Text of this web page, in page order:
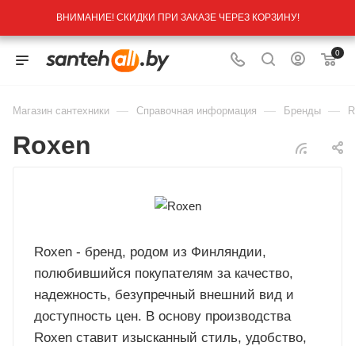
ВНИМАНИЕ! СКИДКИ ПРИ ЗАКАЗЕ ЧЕРЕЗ КОРЗИНУ!
0
Магазин сантехники — Справочная информация — Бренды —
Roxen
Roxen - бренд, родом из Финляндии,
полюбившийся покупателям за качество,
надежность, безупречный внешний вид и
доступность цен. В основу производства
Roxen ставит изысканный стиль, удобство,